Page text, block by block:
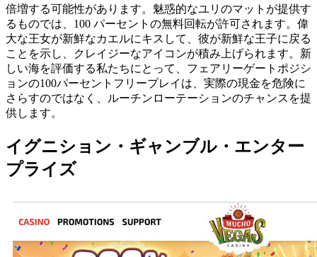
倍増する可能性があります。魅惑的なユリのマットが提供す
るものでは、100 パーセントの無料回転が許可されます。偉
大な王女が新鮮なカエルにキスして、彼が新鮮な王子に戻る
ことを示し、クレイジーなアイコンが積み上げられます。新
しい海を評価する私たちにとって、フェアリーゲートポジシ
ョンの100パーセントフリープレイは、実際の現金を危険に
さらすのではなく、ルーチンローテーションのチャンスを提
供します。
イグニション・ギャンブル・エンター
プライズ